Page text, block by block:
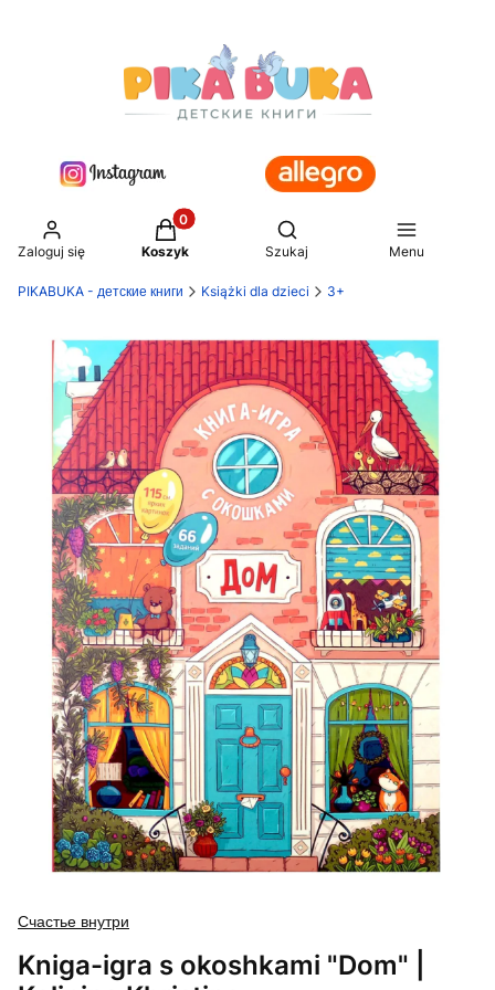
Zaloguj się
Produkty w koszyku: 0. Zobacz szczegóły
Koszyk
Otwórz wyszukiwarkę
Szukaj Menu
PIKABUKA - детские книги Książki dla dzieci 3+
Счастье внутри
Kniga-igra s okoshkami "Dom" |